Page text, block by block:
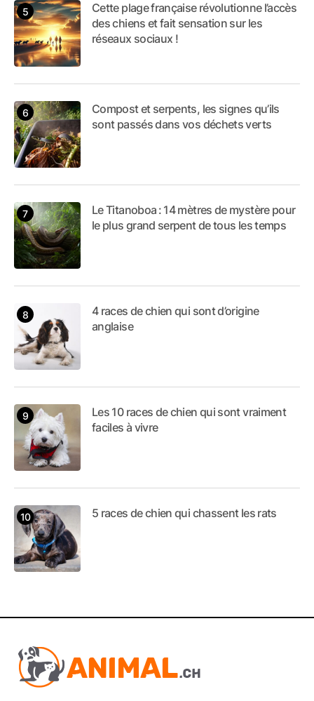
Cette plage française révolutionne l’accès
des chiens et fait sensation sur les
réseaux sociaux !
Compost et serpents, les signes qu’ils
sont passés dans vos déchets verts
Le Titanoboa : 14 mètres de mystère pour
le plus grand serpent de tous les temps
4 races de chien qui sont d’origine
anglaise
Les 10 races de chien qui sont vraiment
faciles à vivre
5 races de chien qui chassent les rats